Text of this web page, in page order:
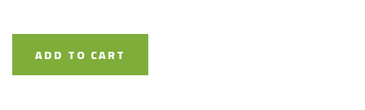
ADD TO CART